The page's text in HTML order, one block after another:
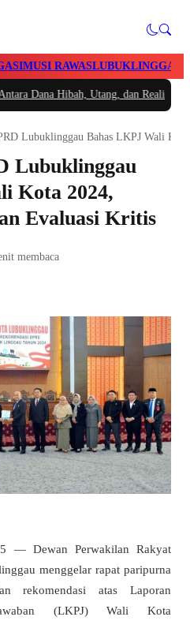
MUSI RAWASLUBUKLINGGAU
Hibah, Utang, dan Realitas
Lubuklinggau Bahas LKPJ Wali
Lubuklinggau
Kota 2024,
Evaluasi Kritis
membaca
— Dewan Perwakilan Rakyat
menggelar rapat paripurna
rekomendasi atas Laporan
(LKPJ) Wali Kota